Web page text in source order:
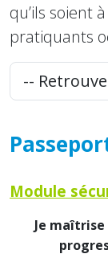
qu’ils soient
pratiquants
Module
Je